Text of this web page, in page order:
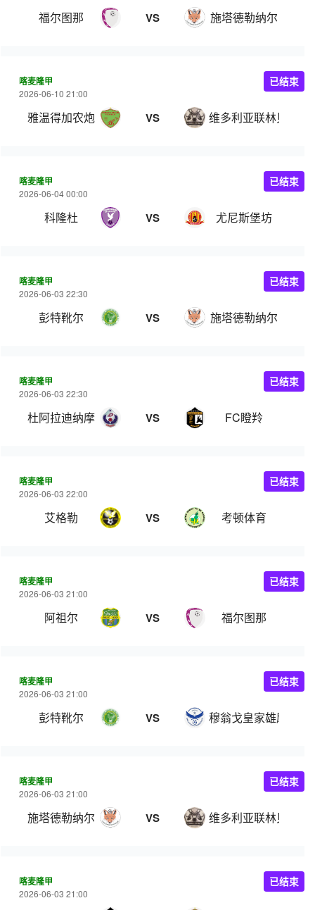
福尔图那 VS 施塔德勒纳尔
喀麦隆甲
2026-06-10 21:00
雅温得加农炮 VS 维多利亚联林贝
已结束
喀麦隆甲
2026-06-04 00:00
科隆杜 VS 尤尼斯堡坊
已结束
喀麦隆甲
2026-06-03 22:30
彭特靴尔 VS 施塔德勒纳尔
已结束
喀麦隆甲
2026-06-03 22:30
杜阿拉迪纳摩 VS FC瞪羚
已结束
喀麦隆甲
2026-06-03 22:00
艾格勒 VS 考顿体育
已结束
喀麦隆甲
2026-06-03 21:00
阿祖尔 VS 福尔图那
已结束
喀麦隆甲
2026-06-03 21:00
彭特靴尔 VS 穆翁戈皇家雄鹰
已结束
喀麦隆甲
2026-06-03 21:00
施塔德勒纳尔 VS 维多利亚联林贝
已结束
喀麦隆甲
2026-06-03 21:00
已结束